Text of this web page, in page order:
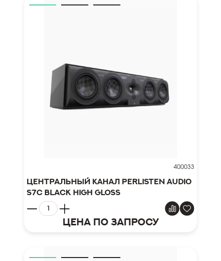
400033
Центральный канал Perlisten Audio
S7c black high gloss
Цена по запросу